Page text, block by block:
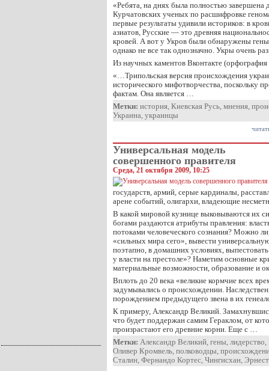
«Ребята, на днях была полностью завершена
Курчатовских ученых по расшифровке
первые результаты удивили историков: в
азиатов, Русские — это древняя
кровей. А вот у Укров были обнаружены
однако не все так однозначно. Укры очень
Из научных каментов Вконтакте (орфография
«…Трипольская версия происхождения
исторического мифотворчества, поскольку
фактам. Она является …
Метки: история, Киевская Русь, мнения,
Украина, украинцы
Универсальная модель
совершенного правителя
Среда, 21 октября 2009, 10:25
государств, армий, серые кардиналы,
арене событий, олигархи, владеющие
В какой мировой кузнице выковываются их
богами раздаются атрибуты правления:
потоками человеческого сознания? Можно
«сильных мира сего», вывести
поэтапно, в домашних условиях,
у власти на престоле»? Наметим основные
материальные возможности, образование и
Вплоть до 20 века «великие кормчие всех
задумывались о происхождении.
порождением предыдущего звена в их
К примеру, Александр Великий.
что будет поддержан самим Гераклом, от
произрастают его древние корни. Еще с …
Метки: Александр Великий, гены, лидерство,
Оливер Кромвель, полководцы,
Сталин, Фернандо Кортес, Чингисхан,